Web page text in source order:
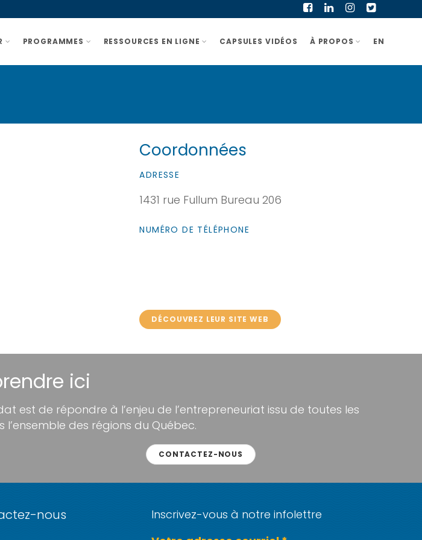
PROGRAMMES RESSOURCES EN LIGNE CAPSULES VIDÉOS À PROPOS EN
Coordonnées
ADRESSE
1431 rue Fullum Bureau 206
NUMÉRO DE TÉLÉPHONE
DÉCOUVREZ LEUR SITE WEB
ici
est de répondre à l’enjeu de l’entrepreneuriat issu de toutes les
des régions du Québec.
CONTACTEZ-NOUS
nous
Inscrivez-vous à notre infolettre